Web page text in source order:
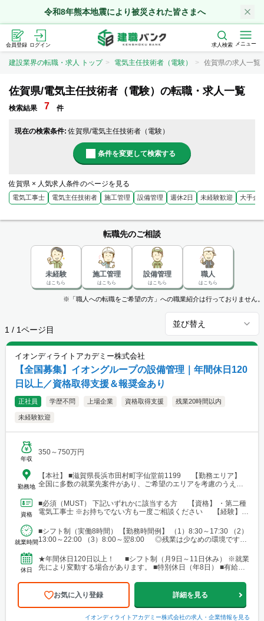
令和8年熊本地震により被災された皆さまへ
会員登録 ログイン 求人検索 メニュー
建設業界の転職・求人 トップ 電気主任技術者（電験） 佐賀県の求人一覧
佐賀県/電気主任技術者（電験）の転職・求人一覧
検索結果 7 件
現在の検索条件:佐賀県/電気主任技術者（電験）
条件を変更して検索する
佐賀県 × 人気求人条件のページを見る
電気工事士 電気主任技術者 施工管理 設備管理 週休2日 未経験歓迎 大手企
転職先のご相談
未経験
はこちら
施工管理
はこちら
設備管理
はこちら
職人
はこちら
※「職人への転職をご希望の方」への職業紹介は行っておりません。
1 / 1ページ目
並び替え
イオンディライトアカデミー株式会社
【全国募集】イオングループの設備管理｜年間休日120
日以上／資格取得支援＆報奨金あり
正社員 学歴不問 上場企業 資格取得支援 残業20時間以内
未経験歓迎
年収
350～750万円
勤務地
【本社】 ■滋賀県長浜市田村町字仙堂前1199 【勤務エリア】
全国に多数の就業先案件があり、ご希望のエリアを考慮のうえ配
す。 ■北海道 ■東北 └仙台市 ■関東 └東京23区 └町田・立
川・調布・西東京 └横浜・川崎・相模原・海老名・厚木 └千葉・
船橋・市川・柏・浦安・市原 └さいたま・川越・越谷・久喜・三
橋・岡崎・長久手・日進・稲沢・清須・小牧 └岐阜・各務原 └
津・四日市・桑名・志摩 └静岡・浜松・沼津・御殿場 ■関西 └
和泉・泉南 └神戸市・西宮・尼崎・姫路・加古川 └京都市・長岡
京・舞鶴・木津・木津川・城陽・京田辺・福知山・綾部・八幡 └
└奈良市・橿原・大和郡山 ■中四国 └広島市（安佐南区・南
区）・福山 └岡山・倉敷・津山
資格
■必須（MUST） 下記いずれかに該当する方 【資格】 ・第二種
電気工事士 ※お持ちでない方も一度ご相談ください 【経験】
就業時間
■シフト制（実働8時間） 【勤務時間例】 （1）8:30～17:30 （2）
13:00～22:00 （3）8:00～翌8:00 ◎残業は少なめの環境です。
休日
★年間休日120日以上！ ■シフト制（月9日～11日休み） ※就業
先により変動する場合があります。 ■特別休日（年8日） ■有給休
お気に入り登録 詳細を見る
イオンディライトアカデミー株式会社の求人・企業情報を見る